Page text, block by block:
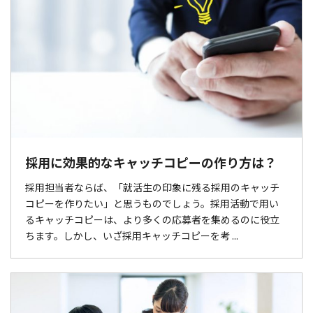
採用に効果的なキャッチコピーの作り方は？
採用担当者ならば、「就活生の印象に残る採用のキャッチ
コピーを作りたい」と思うものでしょう。採用活動で用い
るキャッチコピーは、より多くの応募者を集めるのに役立
ちます。しかし、いざ採用キャッチコピーを考 ...